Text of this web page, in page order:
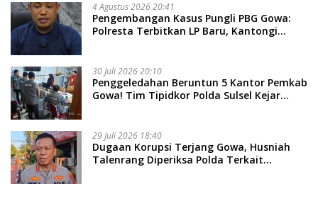
4 Agustus 2026 20:41
Pengembangan Kasus Pungli PBG Gowa:
Polresta Terbitkan LP Baru, Kantongi
30 Juli 2026 20:10
Penggeledahan Beruntun 5 Kantor Pemkab
Gowa! Tim Tipidkor Polda Sulsel Kejar
29 Juli 2026 18:40
Dugaan Korupsi Terjang Gowa, Husniah
Talenrang Diperiksa Polda Terkait